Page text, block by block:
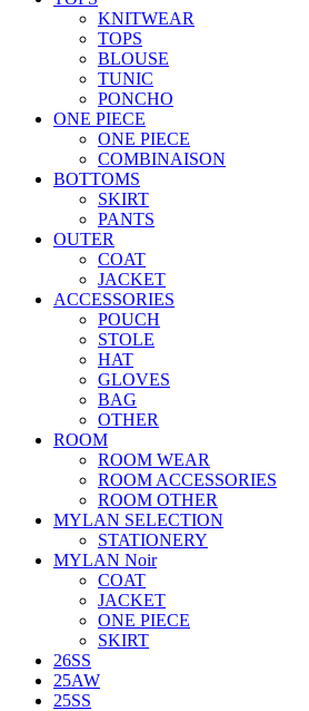
KNITWEAR
TOPS
BLOUSE
TUNIC
PONCHO
ONE PIECE
ONE PIECE
COMBINAISON
BOTTOMS
SKIRT
PANTS
OUTER
COAT
JACKET
ACCESSORIES
POUCH
STOLE
HAT
GLOVES
BAG
OTHER
ROOM
ROOM WEAR
ROOM ACCESSORIES
ROOM OTHER
MYLAN SELECTION
STATIONERY
MYLAN Noir
COAT
JACKET
ONE PIECE
SKIRT
26SS
25AW
25SS